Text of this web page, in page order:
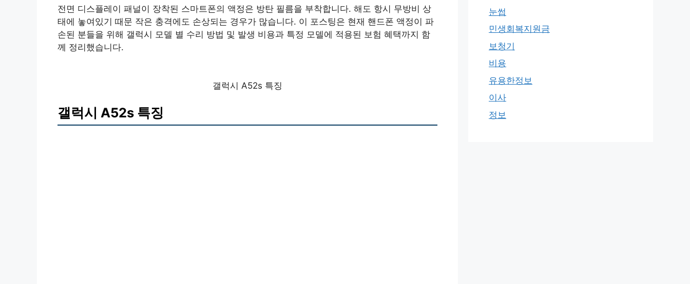
전면 디스플레이 패널이 장착된 스마트폰의 액정은 방탄 필름을 부착합니다. 해도 항시 무방비 상
태에 놓여있기 때문 작은 충격에도 손상되는 경우가 많습니다. 이 포스팅은 현재 핸드폰 액정이 파
손된 분들을 위해 갤럭시 모델 별 수리 방법 및 발생 비용과 특정 모델에 적용된 보험 혜택까지 함
께 정리했습니다.
갤럭시 A52s 특징
갤럭시 A52s 특징
눈썹
민생회복지원금
보청기
비용
유용한정보
이사
정보